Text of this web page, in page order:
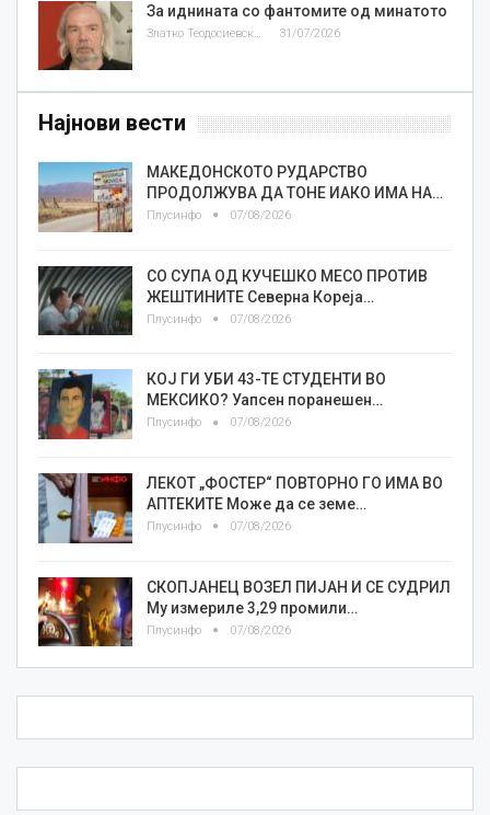
За иднината со фантомите од минатото
31/07/2026
Најнови вести
МАКЕДОНСКОТО РУДАРСТВО
ПРОДОЛЖУВА ДА ТОНЕ ИАКО ИМА НА…
Плусинфо 07/08/2026
СО СУПА ОД КУЧЕШКО МЕСО ПРОТИВ
ЖЕШТИНИТЕ Северна Кореја…
Плусинфо 07/08/2026
КОЈ ГИ УБИ 43-ТЕ СТУДЕНТИ ВО
МЕКСИКО? Уапсен поранешен…
Плусинфо 07/08/2026
ЛЕКОТ „ФОСТЕР“ ПОВТОРНО ГО ИМА ВО
АПТЕКИТЕ Може да се земе…
Плусинфо 07/08/2026
СКОПЈАНЕЦ ВОЗЕЛ ПИЈАН И СЕ СУДРИЛ
Му измериле 3,29 промили…
Плусинфо 07/08/2026